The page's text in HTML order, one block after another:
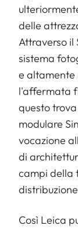
delle
Attraverso il
sistema
e altamente
l'affermata
questo
modulare
vocazione
di
campi della
Così Leica